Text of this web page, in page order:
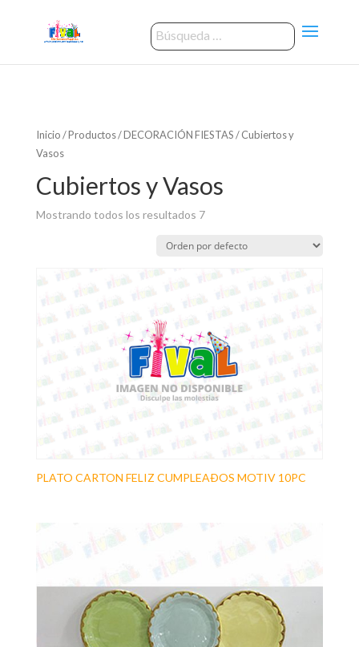
Inicio/Productos/DECORACIÓN FIESTAS/ Cubiertos y
Vasos
Cubiertos y Vasos
Mostrando todos los resultados 7
PLATO CARTON FELIZ CUMPLEAÐOS MOTIV 10PC